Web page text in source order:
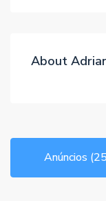
About
Anúncios